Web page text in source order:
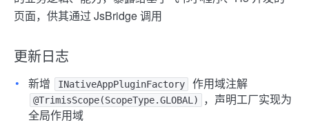
页面，供其通过 JsBridge 调用
更新日志
新增 INativeAppPluginFactory 作用域注解
@TrimisScope(ScopeType.GLOBAL)
，声明工厂实现为
全局作用域